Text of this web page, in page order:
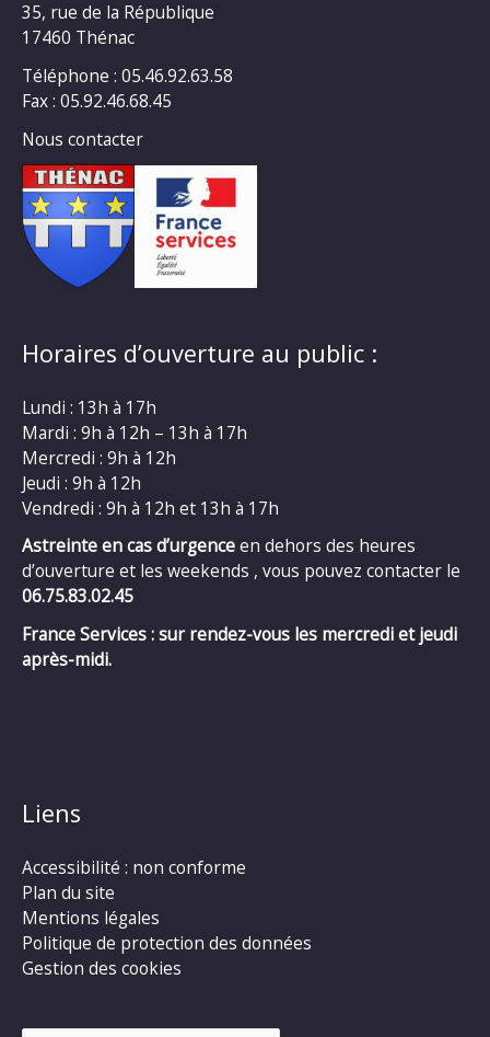
35, rue de la République
17460 Thénac
Téléphone : 05.46.92.63.58
Fax : 05.92.46.68.45
Nous contacter
Horaires d’ouverture au public :
Lundi : 13h à 17h
Mardi : 9h à 12h – 13h à 17h
Mercredi : 9h à 12h
Jeudi : 9h à 12h
Vendredi : 9h à 12h et 13h à 17h
Astreinte en cas d’urgenceen dehors des heures
d’ouverture et les weekends , vous pouvez contacter le
06.75.83.02.45
France Services : sur rendez-vous les mercredi et jeudi
après-midi.
Liens
Accessibilité : non conforme
Plan du site
Mentions légales
Politique de protection des données
Gestion des cookies